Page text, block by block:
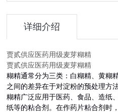
详细介绍
贾贰供应医药用级麦芽糊精
贾贰供应医药用级麦芽糊精
糊精通常分为三类：白糊精、黄糊
之间的差异在于对淀粉的预处理方
糊精广泛应用于医药、食品、造纸
纸等的粘合剂。在作药片粘合剂时